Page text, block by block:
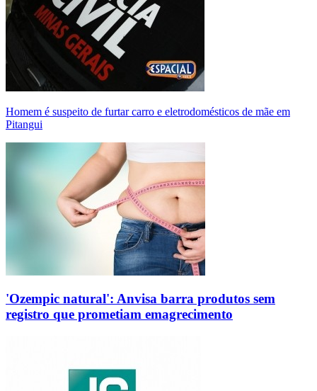
Homem é suspeito de furtar carro e eletrodomésticos de mãe em
Pitangui
'Ozempic natural': Anvisa barra produtos sem
registro que prometiam emagrecimento